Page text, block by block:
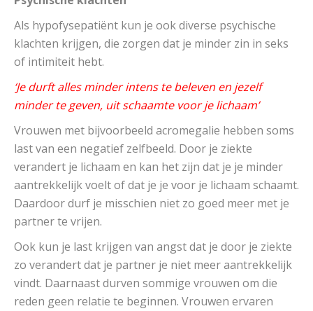
Als hypofysepatiënt kun je ook diverse psychische
klachten krijgen, die zorgen dat je minder zin in seks
of intimiteit hebt.
‘Je durft alles minder intens te beleven en jezelf
minder te geven, uit schaamte voor je lichaam’
Vrouwen met bijvoorbeeld acromegalie hebben soms
last van een negatief zelfbeeld. Door je ziekte
verandert je lichaam en kan het zijn dat je je minder
aantrekkelijk voelt of dat je je voor je lichaam schaamt.
Daardoor durf je misschien niet zo goed meer met je
partner te vrijen.
Ook kun je last krijgen van angst dat je door je ziekte
zo verandert dat je partner je niet meer aantrekkelijk
vindt. Daarnaast durven sommige vrouwen om die
reden geen relatie te beginnen. Vrouwen ervaren